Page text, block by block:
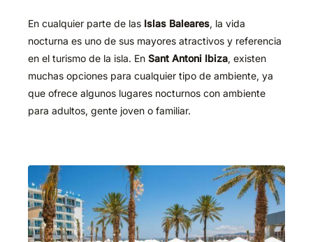
En cualquier parte de las Islas Baleares, la vida
nocturna es uno de sus mayores atractivos y referencia
en el turismo de la isla. En Sant Antoni Ibiza, existen
muchas opciones para cualquier tipo de ambiente, ya
que ofrece algunos lugares nocturnos con ambiente
para adultos, gente joven o familiar.